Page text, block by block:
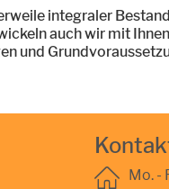
integraler
auch wir mit
und
Mo. -